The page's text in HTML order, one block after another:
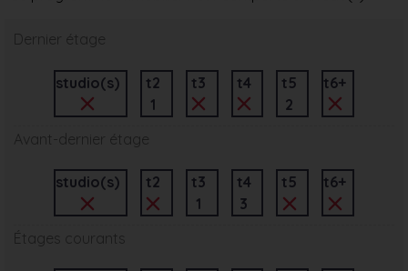
Dernier étage
studio(s)
t2
1
t3 t4
t5
2
t6+
Avant-dernier étage
studio(s) t2
t3
1
t4
3
t5 t6+
Étages courants